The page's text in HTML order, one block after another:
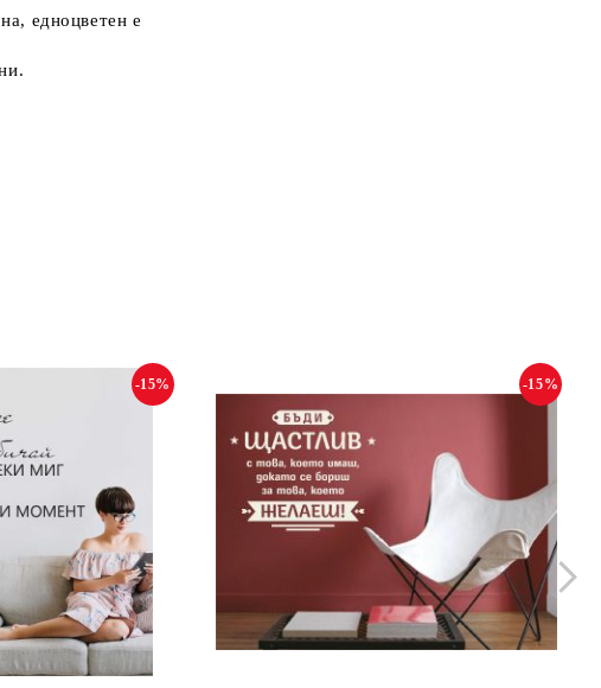
едноцветен е
-15% -15%